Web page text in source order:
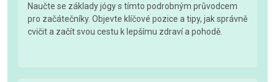
Naučte se základy jógy s tímto podrobným průvodcem
pro začátečníky. Objevte klíčové pozice a tipy, jak správně
cvičit a začít svou cestu k lepšímu zdraví a pohodě.